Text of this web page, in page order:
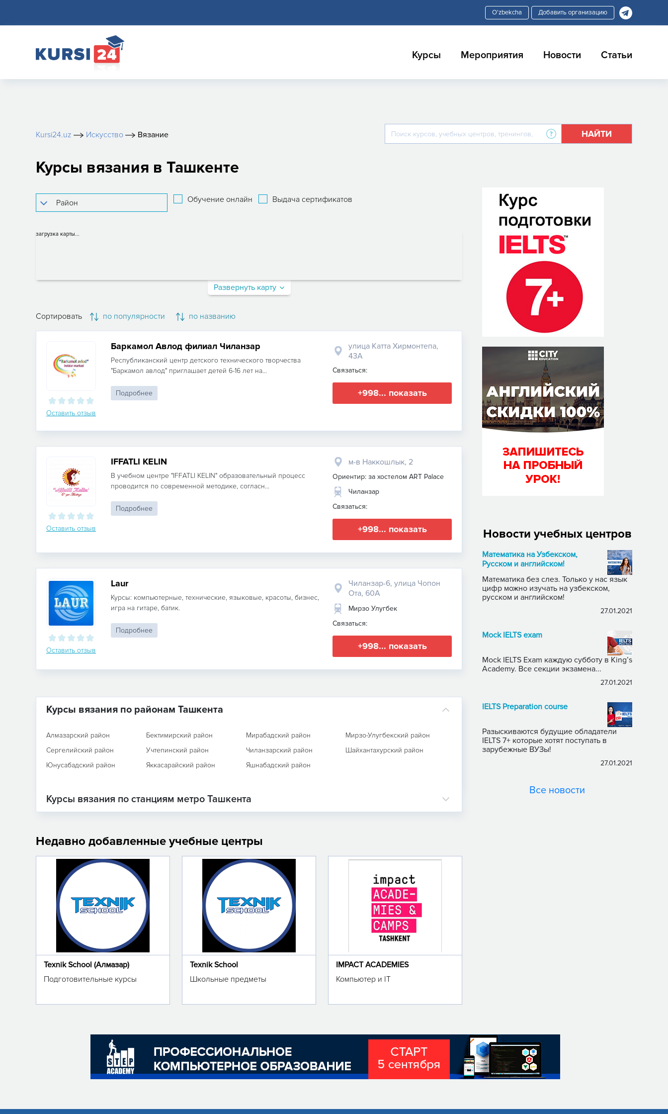
Добавить организацию
Курсы Мероприятия Новости Статьи
Kursi24.uz Искусство Вязание НАЙТИ
Курсы вязания в Ташкенте
Обучение онлайн Выдача сертификатов
загрузка карты...
Развернуть карту
Сортировать по популярности по названию
Оставить отзыв
Баркамол Авлод филиал Чиланзар
Республиканский центр детского технического творчества
"Баркамол авлод" приглашает детей 6-16 лет на...
Подробнее
улица Катта Хирмонтепа,
43А
Связаться:
+998... показать
Оставить отзыв
IFFATLI KELIN
В учебном центре "IFFATLI KELIN" образовательный процесс
проводится по современной методике, согласн...
Подробнее
м-в Наккошлык, 2
Ориентир: за хостелом ART Palace
Чиланзар
Связаться:
+998... показать
Оставить отзыв
Laur
Курсы: компьютерные, технические, языковые, красоты, бизнес,
игра на гитаре, батик.
Подробнее
Чиланзар-6, улица Чопон
Ота, 60А
Мирзо Улугбек
Связаться:
+998... показать
Курсы вязания по районам Ташкента
Алмазарский район Бектимирский район Мирабадский район
Мирзо-Улугбекский район
Сергелийский район
Учтепинский район Чиланзарский район
Шайхантахурский район
Юнусабадский район
Яккасарайский район Яшнабадский район
Курсы вязания по станциям метро Ташкента
Недавно добавленные учебные центры
Texnik School (Алмазар)
Подготовительные курсы
Texnik School
Школьные предметы
IMPACT ACADEMIES
Компьютер и IT
Новости учебных центров
Математика на Узбекском,
Русском и английском!
Математика без слез. Только у нас язык
цифр можно изучать на узбекском,
русском и английском!
27.01.2021
Mock IELTS exam
Mock IELTS Exam каждую субботу в King’s
Academy. Все секции экзамена...
27.01.2021
IELTS Preparation course
Разыскиваются будущие обладатели
IELTS 7+ которые хотят поступать в
зарубежные ВУЗы!
27.01.2021
Все новости